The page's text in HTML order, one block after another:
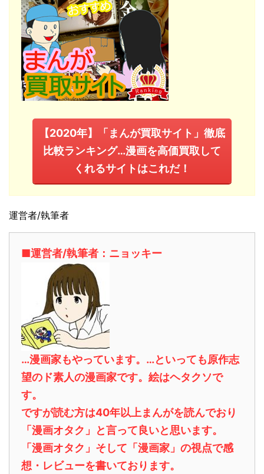
【2020年】「まんが買取サイト」徹底
比較ランキング…漫画を高価買取して
くれるサイトはこれだ！
運営者/執筆者
■運営者/執筆者：ニョッキー
…漫画家もやっています。…といっても原作志
望のド素人の漫画家です。絵はヘタクソで
す。
ですが読む方は40年以上まんがを読んでおり
「漫画オタク」と言って良いと思います。
「漫画オタク」そして「漫画家」の視点で感
想・レビューを書いております。